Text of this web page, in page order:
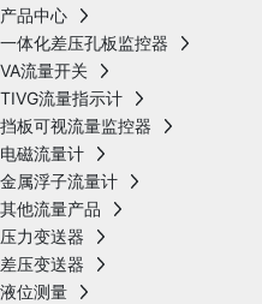
产品中心
一体化差压孔板监控器
VA流量开关
TIVG流量指示计
挡板可视流量监控器
电磁流量计
金属浮子流量计
其他流量产品
压力变送器
差压变送器
液位测量